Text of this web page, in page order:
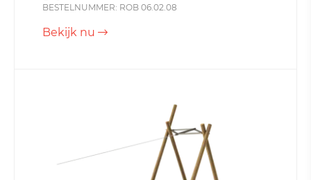
BESTELNUMMER: ROB 06.02.08
Bekijk nu